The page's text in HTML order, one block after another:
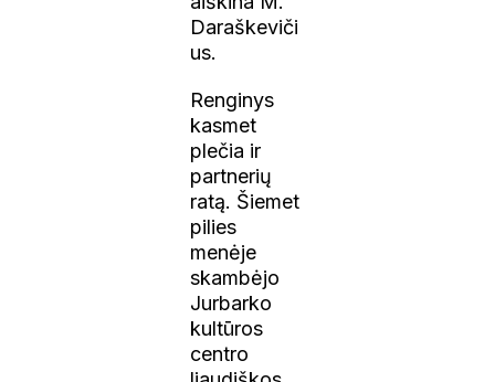
Daraškeviči
us.
Renginys
kasmet
plečia ir
partnerių
ratą. Šiemet
pilies
menėje
skambėjo
Jurbarko
kultūros
centro